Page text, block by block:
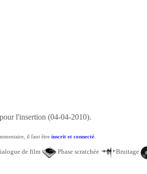
pour l'insertion (04-04-2010).
il faut être inscrit et connecté.
de film Phase scratchée Bruitage